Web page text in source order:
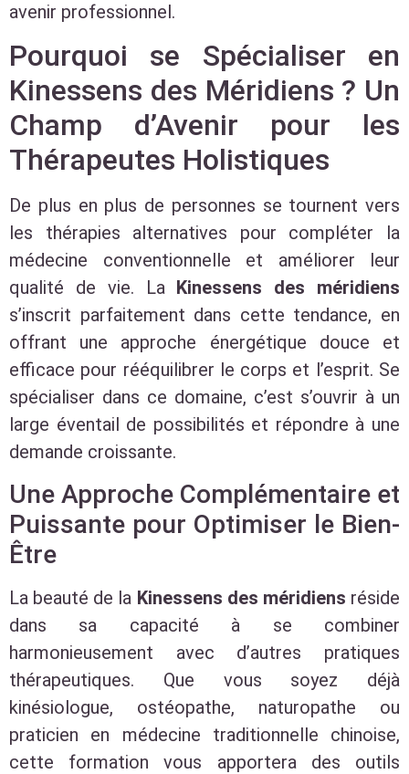
avenir professionnel.
Pourquoi se Spécialiser en
Kinessens des Méridiens ? Un
Champ d’Avenir pour les
Thérapeutes Holistiques
De plus en plus de personnes se tournent vers
les thérapies alternatives pour compléter la
médecine conventionnelle et améliorer leur
qualité de vie. La Kinessens des méridiens
s’inscrit parfaitement dans cette tendance, en
offrant une approche énergétique douce et
efficace pour rééquilibrer le corps et l’esprit. Se
spécialiser dans ce domaine, c’est s’ouvrir à un
large éventail de possibilités et répondre à une
demande croissante.
Une Approche Complémentaire et
Puissante pour Optimiser le Bien-
Être
La beauté de la Kinessens des méridiens réside
dans sa capacité à se combiner
harmonieusement avec d’autres pratiques
thérapeutiques. Que vous soyez déjà
kinésiologue, ostéopathe, naturopathe ou
praticien en médecine traditionnelle chinoise,
cette formation vous apportera des outils